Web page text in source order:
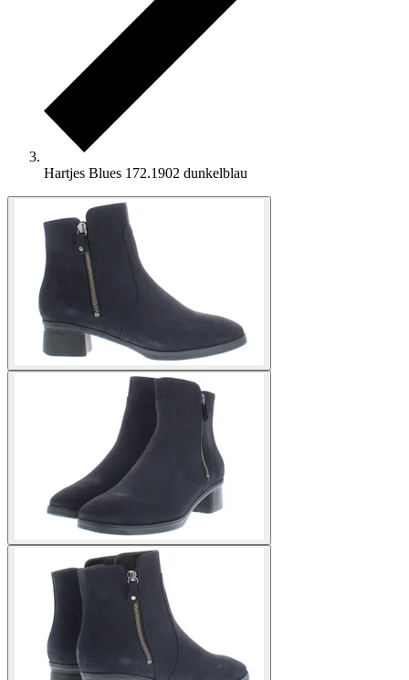
Hartjes Blues 172.1902 dunkelblau